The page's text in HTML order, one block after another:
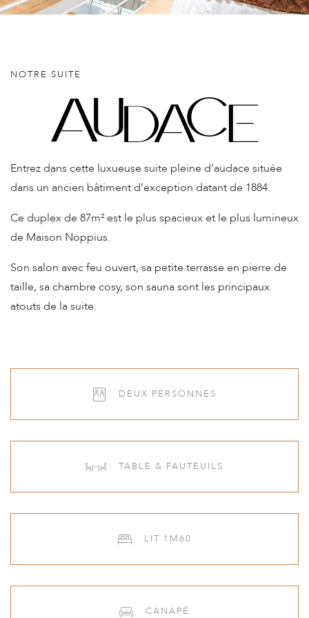
balnéo et sa jolie hauteur de plafond mouluré.
DEUX PERSONNES
TV PIVOTANTE
PLÂTEAU DE COURTOISIE
LIT 180 CM
THÉ & CAFÉ
CHEMINÉE
TV PIVOTANTE
PLÂTEAU DE COURTOISIE
DEUX PERSONNES
TABLE & FAUTEUILS
LIT 160 CM
NOTRE SUITE
Entrez dans cette luxueuse suite pleine d’audace située
dans un ancien bâtiment d’exception datant de 1884.
Ce duplex de 87m² est le plus spacieux et le plus lumineux
de Maison Noppius.
Son salon avec feu ouvert, sa petite terrasse en pierre de
taille, sa chambre cosy, son sauna sont les principaux
atouts de la suite.
DEUX PERSONNES
TABLE & FAUTEUILS
LIT 1M60
CANAPÉ